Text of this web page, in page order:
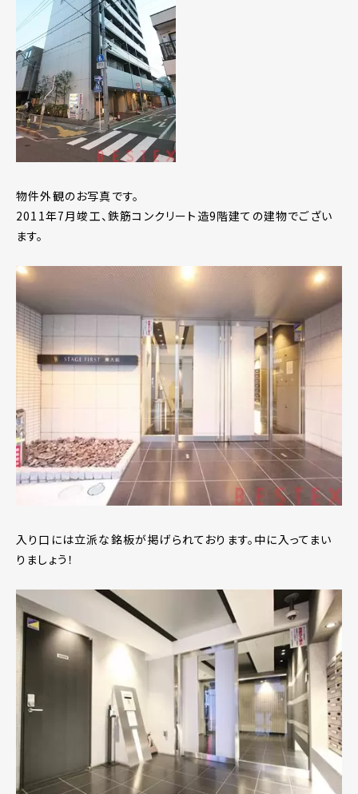
物件外観のお写真です。
2011年7月竣工、鉄筋コンクリート造9階建ての建物でござい
ます。
入り口には立派な銘板が掲げられております。中に入ってまい
りましょう！